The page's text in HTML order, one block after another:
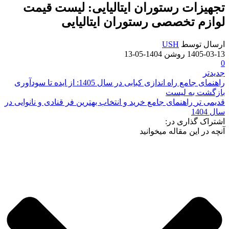
تجهیزات رستوران ایتالیایی: لیست قیمت
لوازم تخصصی رستوران ایتالیایی
ارسال توسط USH
1405-03-13 روشن 1404-05-13
0
جدیدتر
راهنمای جامع راه اندازی کبابی در سال 1405: از ایده تا سودآوری
بازگشت به لیست
قدیمی تر راهنمای جامع خرید و انتخاب بهترین فر قنادی و نانوایی در
سال 1404
اشتراک گذاری در:
آنچه در این مقاله میخوانید